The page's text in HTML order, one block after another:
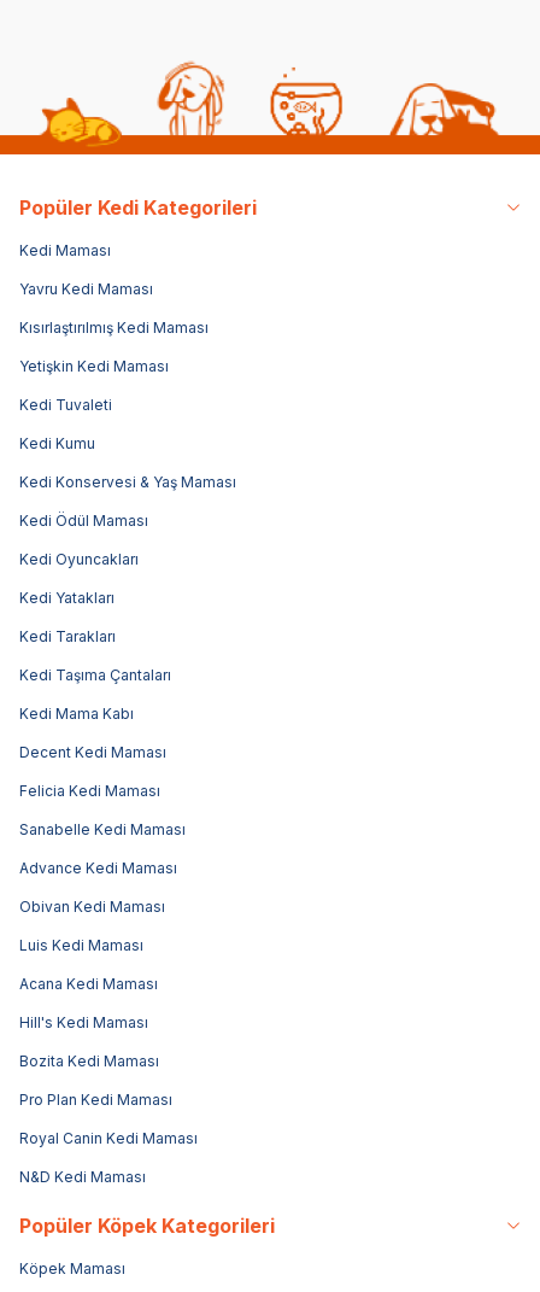
Popüler Kedi Kategorileri
Kedi Maması
Yavru Kedi Maması
Kısırlaştırılmış Kedi Maması
Yetişkin Kedi Maması
Kedi Tuvaleti
Kedi Kumu
Kedi Konservesi & Yaş Maması
Kedi Ödül Maması
Kedi Oyuncakları
Kedi Yatakları
Kedi Tarakları
Kedi Taşıma Çantaları
Kedi Mama Kabı
Decent Kedi Maması
Felicia Kedi Maması
Sanabelle Kedi Maması
Advance Kedi Maması
Obivan Kedi Maması
Luis Kedi Maması
Acana Kedi Maması
Hill's Kedi Maması
Bozita Kedi Maması
Pro Plan Kedi Maması
Royal Canin Kedi Maması
N&D Kedi Maması
Popüler Köpek Kategorileri
Köpek Maması